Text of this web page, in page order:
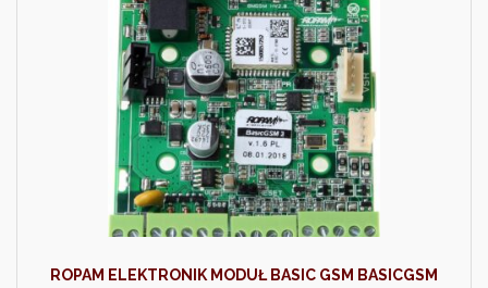
ROPAM ELEKTRONIK MODUŁ BASIC GSM BASICGSM